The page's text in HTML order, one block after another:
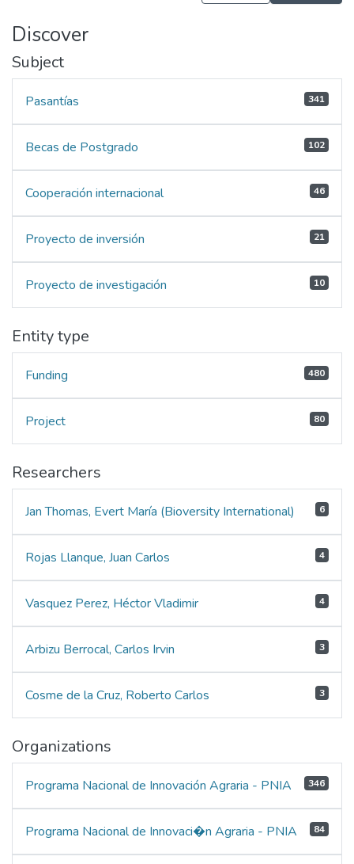
Discover
Subject
Pasantías 341
Becas de Postgrado 102
Cooperación internacional 46
Proyecto de inversión 21
Proyecto de investigación 10
Entity type
Funding 480
Project 80
Researchers
Jan Thomas, Evert María (Bioversity International) 6
Rojas Llanque, Juan Carlos 4
Vasquez Perez, Héctor Vladimir 4
Arbizu Berrocal, Carlos Irvin 3
Cosme de la Cruz, Roberto Carlos 3
Organizations
Programa Nacional de Innovación Agraria - PNIA 346
Programa Nacional de Innovaci�n Agraria - PNIA 84